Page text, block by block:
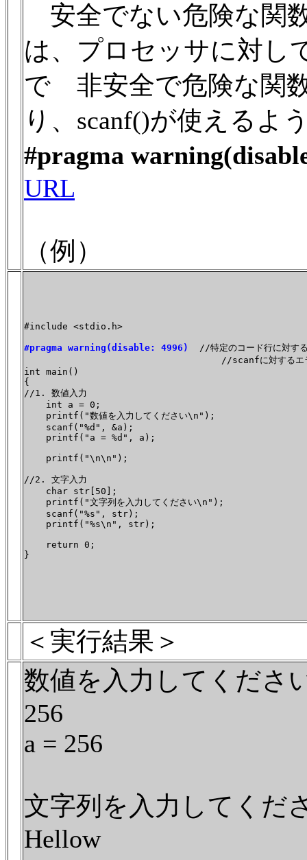
安全でない危険な関
は、プロセッサに対し
で 非安全で危険な関
り、scanf()が使えるよ
#pragma
URL
（例）
#include <stdio.h>
#pragma warning(disable: 4996)
//特定のコード行に対す
//scanfに対するエラ
int main()
{
//1. 数値入力
    int a = 0;
    printf("数値を入力してください\n");
    scanf("%d", &a);
    printf("a = %d", a);
    printf("\n\n");
//2. 文字入力
    char str[50];
    printf("文字列を入力してください\n");
    scanf("%s", str);
    printf("%s\n", str);
    return 0;
}
＜実行結果＞
数値を入力してくださ
256
a = 256
文字列を入力してくだ
Hellow